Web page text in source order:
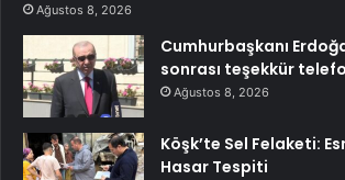
Ağustos 8, 2026
Cumhurbaşkanı
sonrası teşekkür
Ağustos 8, 2026
Köşk’te Sel Felaketi:
Hasar Tespiti